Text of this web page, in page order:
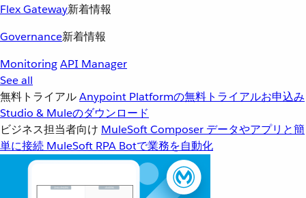
Flex Gateway新着情報
Governance新着情報
MonitoringAPI Manager
See all
無料トライアルAnypoint Platformの無料トライアルお申込み
Studio & Muleのダウンロード
ビジネス担当者向け MuleSoft Composer データやアプリと簡
単に接続 MuleSoft RPA Botで業務を自動化